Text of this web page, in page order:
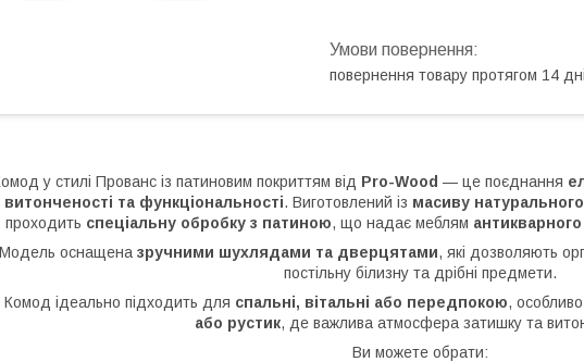
повернення товару протягом 14
у стилі Прованс із патиновим покриттям від Pro-Wood — це поєднання
витонченості та функціональності. Виготовлений із масиву
проходить спеціальну обробку з патиною, що надає меблям
оснащена зручними шухлядами та дверцятами, які дозволяють
постільну білизну та дрібні предмети.
Комод ідеально підходить для спальні, вітальні або передпокою, особливо
або рустик, де важлива атмосфера затишку та
Ви можете обрати: